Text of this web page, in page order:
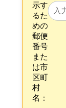
示す
るた
めの
郵便
番号
また
は市
区町
村
名：